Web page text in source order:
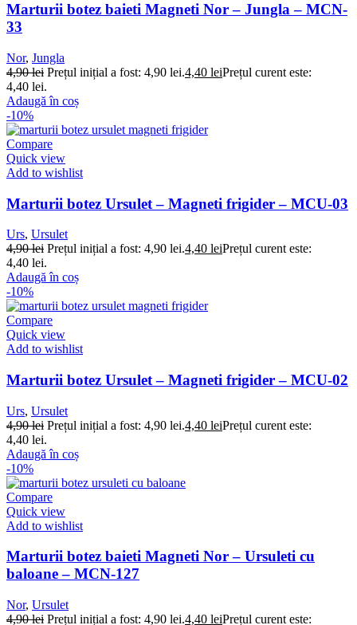
Marturii botez baieti Magneti Nor – Jungla – MCN-
33
Nor, Jungla
4,90lei Prețul inițial a fost: 4,90 lei.4,40 leiPrețul curent este:
4,40 lei.
Adaugă în coș
-10%
Compare
Quick view
Add to wishlist
Marturii botez Ursulet – Magneti frigider – MCU-03
Urs, Ursulet
4,90lei Prețul inițial a fost: 4,90 lei.4,40 leiPrețul curent este:
4,40 lei.
Adaugă în coș
-10%
Compare
Quick view
Add to wishlist
Marturii botez Ursulet – Magneti frigider – MCU-02
Urs, Ursulet
4,90lei Prețul inițial a fost: 4,90 lei.4,40 leiPrețul curent este:
4,40 lei.
Adaugă în coș
-10%
Compare
Quick view
Add to wishlist
Marturii botez baieti Magneti Nor – Ursuleti cu
baloane – MCN-127
Nor, Ursulet
4,90lei Prețul inițial a fost: 4,90 lei.4,40 leiPrețul curent este: